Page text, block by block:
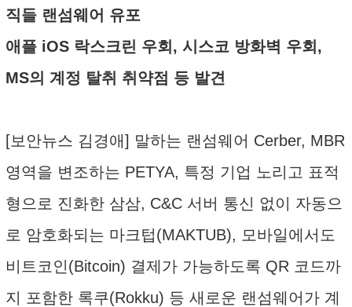
직들 랜섬웨어 유포
애플 iOS 락스크린 우회, 시스코 방화벽 우회,
MS의 계정 탈취 취약점 등 발견
[보안뉴스 김경애] 말하는 랜섬웨어 Cerber, MBR
영역을 변조하는 PETYA, 특정 기업 노리고 표적
형으로 진화한 삼삼, C&C 서버 통신 없이 자동으
로 암호화되는 마크텁(MAKTUB), 모바일에서도
비트코인(Bitcoin) 결제가 가능하도록 QR 코드까
지 포함한 록쿠(Rokku) 등 새로운 랜섬웨어가 계